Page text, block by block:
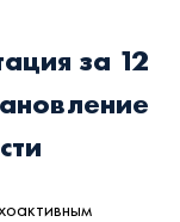
за 12